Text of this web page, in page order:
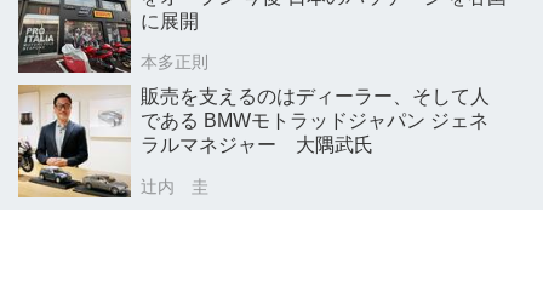
に展開
本多正則
販売を支えるのはディーラー、そして人
である BMWモトラッドジャパン ジェネ
ラルマネジャー 大隅武氏
辻内 圭